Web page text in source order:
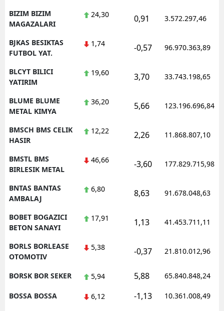
BIZIM BIZIM
MAGAZALARI
24,30 0,91 3.572.297,46
BJKAS BESIKTAS
FUTBOL YAT.
1,74 -0,57 96.970.363,89
BLCYT BILICI
YATIRIM
19,60 3,70 33.743.198,65
BLUME BLUME
METAL KIMYA
36,20 5,66 123.196.696,84
BMSCH BMS CELIK
HASIR
12,22 2,26 11.868.807,10
BMSTL BMS
BIRLESIK METAL
46,66 -3,60 177.829.715,98
BNTAS BANTAS
AMBALAJ
6,80 8,63 91.678.048,63
BOBET BOGAZICI
BETON SANAYI
17,91 1,13 41.453.711,11
BORLS BORLEASE
OTOMOTIV
5,38 -0,37 21.810.012,96
BORSK BOR SEKER 5,94 5,88 65.840.848,24
BOSSA BOSSA 6,12 -1,13 10.361.008,49